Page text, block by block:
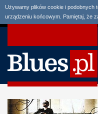
Używamy plików cookie i podobnych
urządzeniu końcowym. Pamiętaj, że